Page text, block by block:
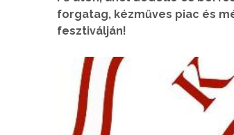
forgatag, kézműves piac és
fesztiválján!